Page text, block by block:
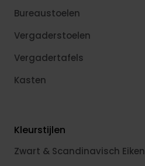
Bureaustoelen
Vergaderstoelen
Vergadertafels
Kasten
Kleurstijlen
Zwart & Scandinavisch Eiken